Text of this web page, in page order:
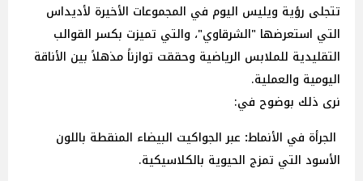
تتجلى رؤية ويليس اليوم في المجموعات الأخيرة لأديداس
التي استعرضها "الشرقاوي"، والتي تميزت بكسر القوالب
التقليدية للملابس الرياضية وحققت توازناً مذهلاً بين الأناقة
اليومية والعملية.
نرى ذلك بوضوح في:
الجرأة في الأنماط: عبر الجواكيت البيضاء المنقطة باللون
الأسود التي تمزج الحيوية بالكلاسيكية.